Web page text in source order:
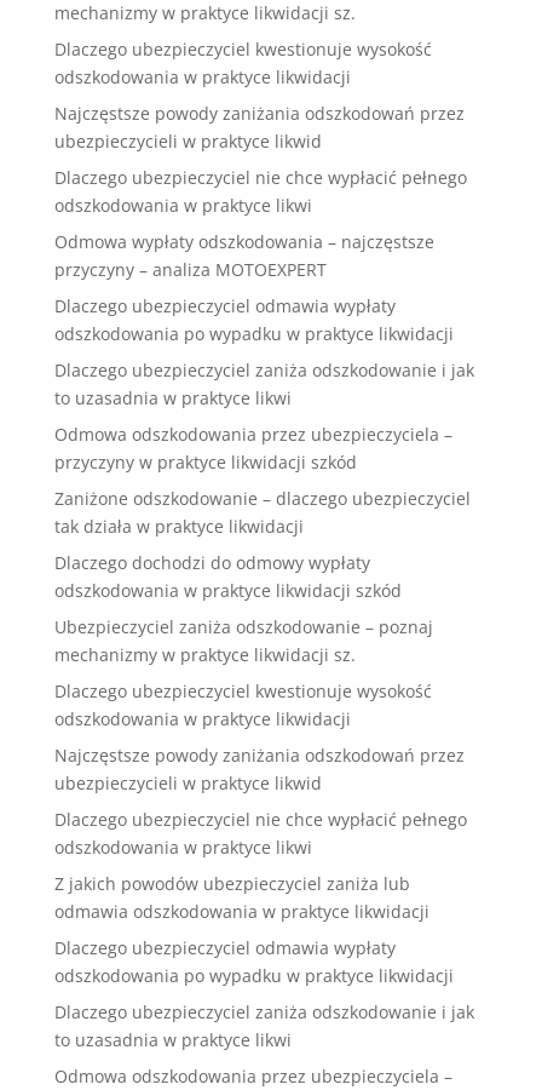
mechanizmy w praktyce likwidacji sz.
Dlaczego ubezpieczyciel kwestionuje wysokość
odszkodowania w praktyce likwidacji
Najczęstsze powody zaniżania odszkodowań przez
ubezpieczycieli w praktyce likwid
Dlaczego ubezpieczyciel nie chce wypłacić pełnego
odszkodowania w praktyce likwi
Odmowa wypłaty odszkodowania – najczęstsze
przyczyny – analiza MOTOEXPERT
Dlaczego ubezpieczyciel odmawia wypłaty
odszkodowania po wypadku w praktyce likwidacji
Dlaczego ubezpieczyciel zaniża odszkodowanie i jak
to uzasadnia w praktyce likwi
Odmowa odszkodowania przez ubezpieczyciela –
przyczyny w praktyce likwidacji szkód
Zaniżone odszkodowanie – dlaczego ubezpieczyciel
tak działa w praktyce likwidacji
Dlaczego dochodzi do odmowy wypłaty
odszkodowania w praktyce likwidacji szkód
Ubezpieczyciel zaniża odszkodowanie – poznaj
mechanizmy w praktyce likwidacji sz.
Dlaczego ubezpieczyciel kwestionuje wysokość
odszkodowania w praktyce likwidacji
Najczęstsze powody zaniżania odszkodowań przez
ubezpieczycieli w praktyce likwid
Dlaczego ubezpieczyciel nie chce wypłacić pełnego
odszkodowania w praktyce likwi
Z jakich powodów ubezpieczyciel zaniża lub
odmawia odszkodowania w praktyce likwidacji
Dlaczego ubezpieczyciel odmawia wypłaty
odszkodowania po wypadku w praktyce likwidacji
Dlaczego ubezpieczyciel zaniża odszkodowanie i jak
to uzasadnia w praktyce likwi
Odmowa odszkodowania przez ubezpieczyciela –